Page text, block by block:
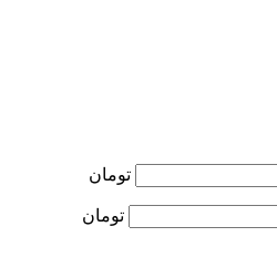
تومان
تومان